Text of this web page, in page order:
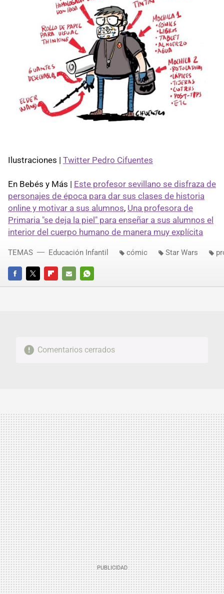
Ilustraciones | Twitter Pedro Cifuentes
En Bebés y Más | Este profesor sevillano se disfraza de
personajes de época para dar sus clases de historia
online y motivar a sus alumnos, Una profesora de
Primaria "se deja la piel" para enseñar a sus alumnos el
interior del cuerpo humano de manera muy explícita
FACEBOOKTWITTERFLIPBOARD
E-
WHATSAPP
TEMAS Educación Infantil cómic Star Wars
Comentarios cerrados